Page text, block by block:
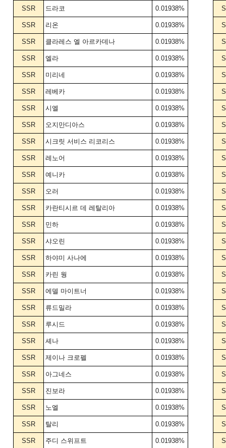
SSR 드라코 0.01938%
SSR 리온 0.01938%
SSR 클라레스 엘 아르카데나 0.01938%
SSR 엘라 0.01938%
SSR 미리네 0.01938%
SSR 레베카 0.01938%
SSR 시엘 0.01938%
SSR 오지만디아스 0.01938%
SSR 시크릿 서비스 리코리스 0.01938%
SSR 레노어 0.01938%
SSR 예니카 0.01938%
SSR 오러 0.01938%
SSR 카란티시르 데 레탈리아 0.01938%
SSR 민하 0.01938%
SSR 샤오린 0.01938%
SSR 하야미 사나에 0.01938%
SSR 카린 웡 0.01938%
SSR 에델 마이트너 0.01938%
SSR 류드밀라 0.01938%
SSR 루시드 0.01938%
SSR 셰나 0.01938%
SSR 제이나 크로펠 0.01938%
SSR 아그네스 0.01938%
SSR 진보라 0.01938%
SSR 노엘 0.01938%
SSR 탈리 0.01938%
SSR 주디 스위프트 0.01938%